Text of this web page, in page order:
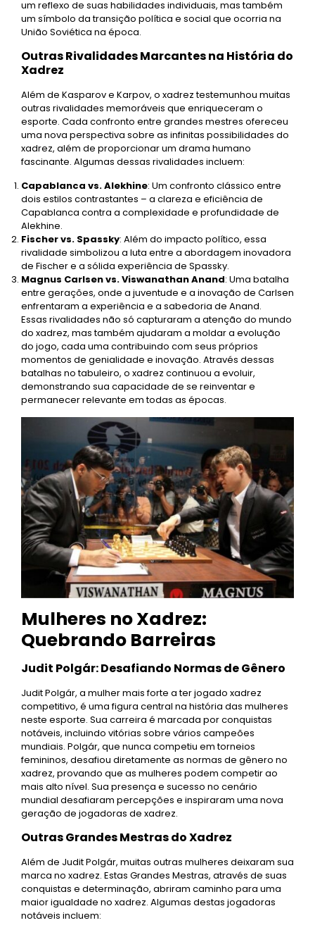
um reflexo de suas habilidades individuais, mas também
um símbolo da transição política e social que ocorria na
União Soviética na época.
Outras Rivalidades Marcantes na História do
Xadrez
Além de Kasparov e Karpov, o xadrez testemunhou muitas
outras rivalidades memoráveis que enriqueceram o
esporte. Cada confronto entre grandes mestres ofereceu
uma nova perspectiva sobre as infinitas possibilidades do
xadrez, além de proporcionar um drama humano
fascinante. Algumas dessas rivalidades incluem:
Capablanca vs. Alekhine: Um confronto clássico entre
dois estilos contrastantes – a clareza e eficiência de
Capablanca contra a complexidade e profundidade de
Alekhine.
Fischer vs. Spassky: Além do impacto político, essa
rivalidade simbolizou a luta entre a abordagem inovadora
de Fischer e a sólida experiência de Spassky.
Magnus Carlsen vs. Viswanathan Anand: Uma batalha
entre gerações, onde a juventude e a inovação de Carlsen
enfrentaram a experiência e a sabedoria de Anand.
Essas rivalidades não só capturaram a atenção do mundo
do xadrez, mas também ajudaram a moldar a evolução
do jogo, cada uma contribuindo com seus próprios
momentos de genialidade e inovação. Através dessas
batalhas no tabuleiro, o xadrez continuou a evoluir,
demonstrando sua capacidade de se reinventar e
permanecer relevante em todas as épocas.
Mulheres no Xadrez:
Quebrando Barreiras
Judit Polgár: Desafiando Normas de Gênero
Judit Polgár, a mulher mais forte a ter jogado xadrez
competitivo, é uma figura central na história das mulheres
neste esporte. Sua carreira é marcada por conquistas
notáveis, incluindo vitórias sobre vários campeões
mundiais. Polgár, que nunca competiu em torneios
femininos, desafiou diretamente as normas de gênero no
xadrez, provando que as mulheres podem competir ao
mais alto nível. Sua presença e sucesso no cenário
mundial desafiaram percepções e inspiraram uma nova
geração de jogadoras de xadrez.
Outras Grandes Mestras do Xadrez
Além de Judit Polgár, muitas outras mulheres deixaram sua
marca no xadrez. Estas Grandes Mestras, através de suas
conquistas e determinação, abriram caminho para uma
maior igualdade no xadrez. Algumas destas jogadoras
notáveis incluem: